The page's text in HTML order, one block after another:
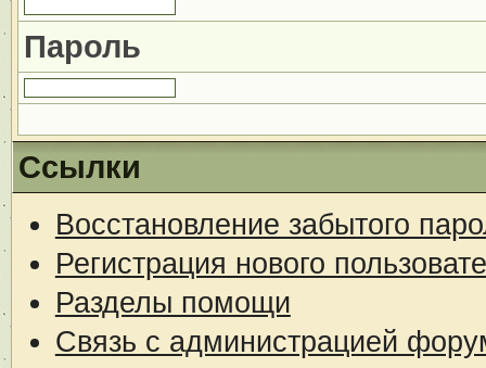
Пароль
Ссылки
Восстановление забытого
Регистрация нового
Разделы помощи
Связь с администрацией